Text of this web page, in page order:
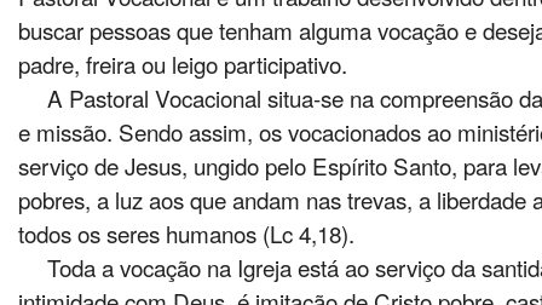
buscar pessoas que tenham alguma vocação e
padre, freira ou leigo participativo.
A Pastoral Vocacional situa-se na compreensão
e missão. Sendo assim, os vocacionados ao
serviço de Jesus, ungido pelo Espírito Santo, para
pobres, a luz aos que andam nas trevas, a liberdade
todos os seres humanos (Lc 4,18).
Toda a vocação na Igreja está ao serviço da